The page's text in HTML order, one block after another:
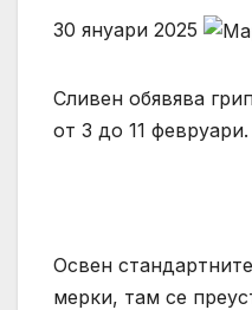
30 януари 2025
Сливен обявява
от 3 до 11 февруари.
Освен
мерки, там се